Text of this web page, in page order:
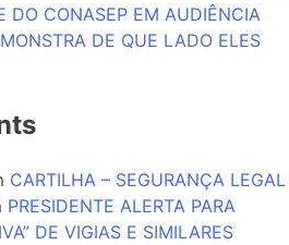
DO CONASEP EM AUDIÊNCIA
DE QUE LADO ELES
CARTILHA – SEGURANÇA LEGAL
PRESIDENTE ALERTA PARA
DE VIGIAS E SIMILARES